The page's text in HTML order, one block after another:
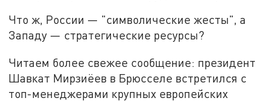
Что ж, России — "символические жесты", а
Западу — стратегические ресурсы?
Читаем более свежее сообщение: президент
Шавкат Мирзиёев в Брюсселе встретился с
топ-менеджерами крупных европейских